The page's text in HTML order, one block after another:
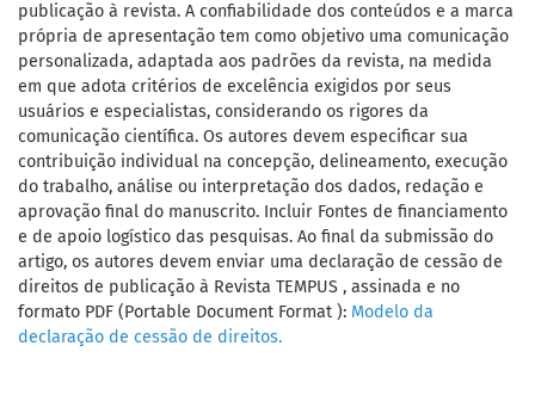
publicação à revista. A confiabilidade dos conteúdos e a marca
própria de apresentação tem como objetivo uma comunicação
personalizada, adaptada aos padrões da revista, na medida
em que adota critérios de excelência exigidos por seus
usuários e especialistas, considerando os rigores da
comunicação científica. Os autores devem especificar sua
contribuição individual na concepção, delineamento, execução
do trabalho, análise ou interpretação dos dados, redação e
aprovação final do manuscrito. Incluir Fontes de financiamento
e de apoio logístico das pesquisas. Ao final da submissão do
artigo, os autores devem enviar uma declaração de cessão de
direitos de publicação à Revista TEMPUS , assinada e no
formato PDF (Portable Document Format ): Modelo da
declaração de cessão de direitos.